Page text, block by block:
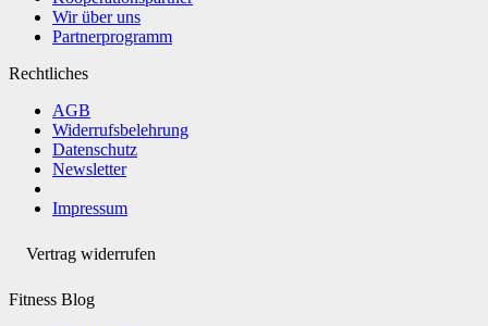
Wir über uns
Partnerprogramm
Rechtliches
AGB
Widerrufsbelehrung
Datenschutz
Newsletter
Impressum
Vertrag widerrufen
Fitness Blog